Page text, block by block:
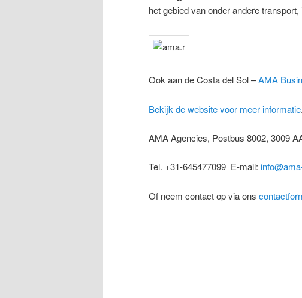
het gebied van onder andere
Ook aan de Costa del Sol –AMA
Bekijk de website voor meer informatie.
AMA Agencies, Postbus 8002, 3009
Tel. +31-645477099 E-mail:
Of neem contact op via ons